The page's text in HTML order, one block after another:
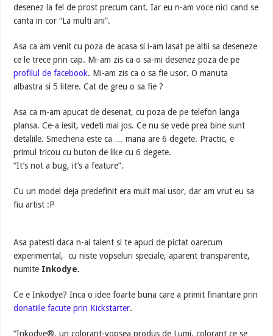
desenez la fel de prost precum cant. Iar eu n-am voce nici cand se
canta in cor “La multi ani”.
Asa ca am venit cu poza de acasa si i-am lasat pe altii sa deseneze
ce le trece prin cap. Mi-am zis ca o sa-mi desenez poza de pe
profilul de facebook. Mi-am zis ca o sa fie usor. O manuta
albastra si 5 litere. Cat de greu o sa fie ?
Asa ca m-am apucat de desenat, cu poza de pe telefon langa
plansa. Ce-a iesit, vedeti mai jos. Ce nu se vede prea bine sunt
detaliile. Smecheria este ca … mana are 6 degete. Practic, e
primul tricou cu buton de like cu 6 degete.
“It’s not a bug, it’s a feature”.
Cu un model deja predefinit era mult mai usor, dar am vrut eu sa
fiu artist :P
Asa patesti daca n-ai talent si te apuci de pictat oarecum
experimental, cu niste vopseluri speciale, aparent transparente,
numite Inkodye.
Ce e Inkodye? Inca o idee foarte buna care a primit finantare prin
donatiile facute prin Kickstarter.
“Inkodye®, un colorant-vopsea produs de Lumi, colorant ce se